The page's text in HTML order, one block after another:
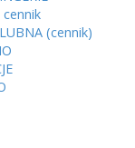
cennik
(cennik)